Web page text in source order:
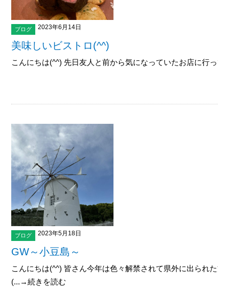
ブログ 2023年6月14日
美味しいビストロ(^^)
こんにちは(^^) 先日友人と前から気になっていたお店に行っ
ブログ 2023年5月18日
GW～小豆島～
こんにちは(^^) 皆さん今年は色々解禁されて県外に出られた
(...→続きを読む